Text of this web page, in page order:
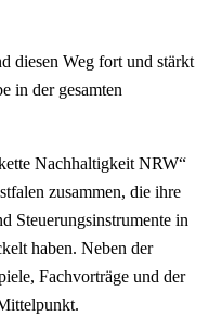
diesen Weg fort und stärkt
in der gesamten
Nachhaltigkeit NRW“
zusammen, die ihre
Steuerungsinstrumente in
haben. Neben der
Fachvorträge und der